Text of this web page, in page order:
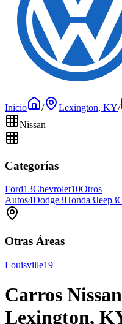
Inicio
/ Lexington, KY/
Nissan
Categorías
Ford13Chevrolet10Otros
Autos4Dodge3Honda3Jeep3
Otras Áreas
Louisville19
Carros
Lexington,